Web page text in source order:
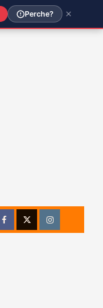
FacebookTwitterInstagram
Perche?